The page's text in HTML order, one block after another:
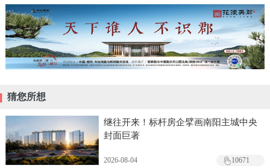
猜您所想
继往开来！标杆房企擘画南阳主城中央
封面巨著
2026-08-04 10671